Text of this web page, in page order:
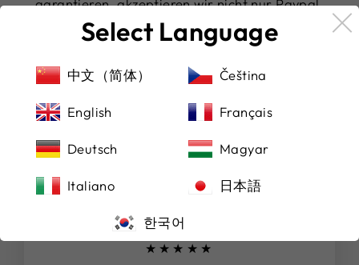
sondern auch alle renommierten Kreditkarten. So
können Sie die für Sie bequemste Zahlungsmethode
Versand verlassen.
DAS SAGEN UNSERE KUNDEN
★★★★★
Select Language
中文（简体） Čeština
English Français
Deutsch Magyar
Italiano 日本語
한국어